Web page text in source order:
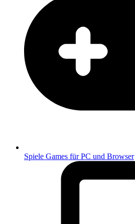
Spiele Games für PC und Browser